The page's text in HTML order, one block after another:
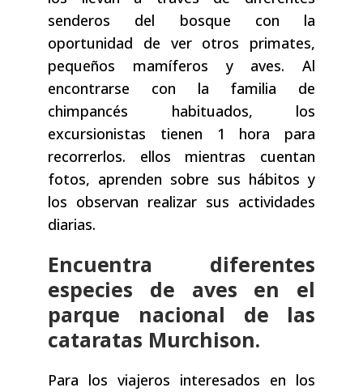
senderos del bosque con la
oportunidad de ver otros primates,
pequeños mamíferos y aves. Al
encontrarse con la familia de
chimpancés habituados, los
excursionistas tienen 1 hora para
recorrerlos. ellos mientras cuentan
fotos, aprenden sobre sus hábitos y
los observan realizar sus actividades
diarias.
Encuentra diferentes
especies de aves en el
parque nacional de las
cataratas Murchison.
Para los viajeros interesados ​​en los